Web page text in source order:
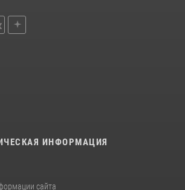
ИНФОРМАЦИЯ
сайта